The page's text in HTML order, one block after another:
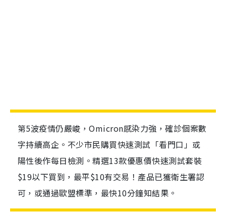
第5波疫情仍嚴峻，Omicron感染力強，確診個案數
字持續高企。不少市民購買快速測試「看門口」或
陽性後作每日檢測。精選13款優惠價快速測試套裝
$19以下買到，最平$10有交易！產品已獲衛生署認
可，或通過歐盟標準，最快10分鐘知結果。